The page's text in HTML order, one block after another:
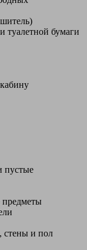
туалетной бумаги
пустые
предметы
стены и пол